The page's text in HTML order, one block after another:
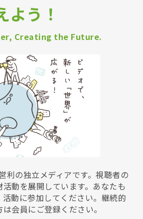
よう！
Creating the Future.
利の独立メディアです。視聴者の
動を展開しています。あなたも
動に参加してください。継続的
会員にご登録ください。